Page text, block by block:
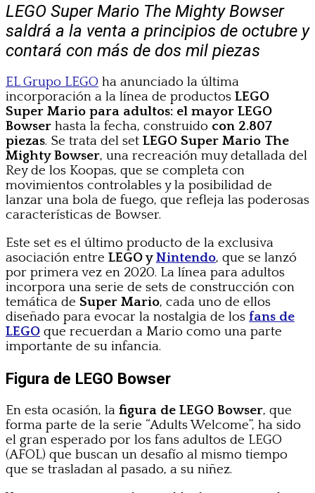
LEGO Super Mario The Mighty Bowser
saldrá a la venta a principios de octubre y
contará con más de dos mil piezas
EL Grupo LEGO ha anunciado la última
incorporación a la línea de productos LEGO
Super Mario para adultos: el mayor LEGO
Bowser hasta la fecha, construido con 2.807
piezas. Se trata del set LEGO Super Mario The
Mighty Bowser, una recreación muy detallada del
Rey de los Koopas, que se completa con
movimientos controlables y la posibilidad de
lanzar una bola de fuego, que refleja las poderosas
características de Bowser.
Este set es el último producto de la exclusiva
asociación entre LEGO yNintendo, que se lanzó
por primera vez en 2020. La línea para adultos
incorpora una serie de sets de construcción con
temática de Super Mario, cada uno de ellos
diseñado para evocar la nostalgia de los fans de
LEGO que recuerdan a Mario como una parte
importante de su infancia.
Figura de LEGO Bowser
En esta ocasión, la figura de LEGO Bowser, que
forma parte de la serie “Adults Welcome”, ha sido
el gran esperado por los fans adultos de LEGO
(AFOL) que buscan un desafío al mismo tiempo
que se trasladan al pasado, a su niñez.